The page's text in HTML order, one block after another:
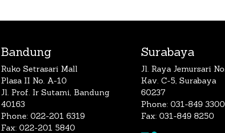
Bandung
Ruko Setrasari Mall
Plasa II No. A-10
Jl. Prof. Ir Sutami, Bandung
40163
Phone: 022-201 6319
Fax: 022-201 5840
Surabaya
Jl. Raya Jemursari
Kav. C-5, Surabaya
60237
Phone: 031-849 3300
Fax: 031-849 8250